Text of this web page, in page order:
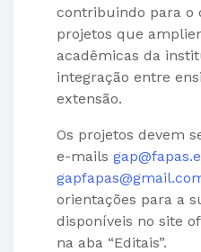
contribuindo para o
projetos que
acadêmicas da
integração entre
extensão.
Os projetos devem
e-mails
orientações para a
disponíveis no site
na aba “Editais”.